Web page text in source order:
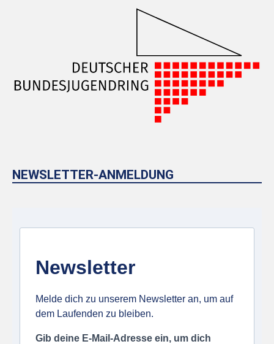
NEWSLETTER-ANMELDUNG
Newsletter
Melde dich zu unserem Newsletter an, um auf
dem Laufenden zu bleiben.
Gib deine E-Mail-Adresse ein, um dich